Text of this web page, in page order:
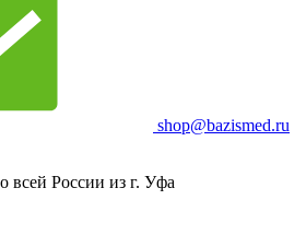
shop@bazismed.ru
всей России из г. Уфа